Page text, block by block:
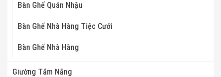
Bàn Ghế Quán Nhậu
Bàn Ghế Nhà Hàng Tiệc Cưới
Bàn Ghế Nhà Hàng
Giường Tắm Nắng